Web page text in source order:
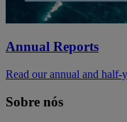
Annual Reports
Read our annual and half-
Sobre nós